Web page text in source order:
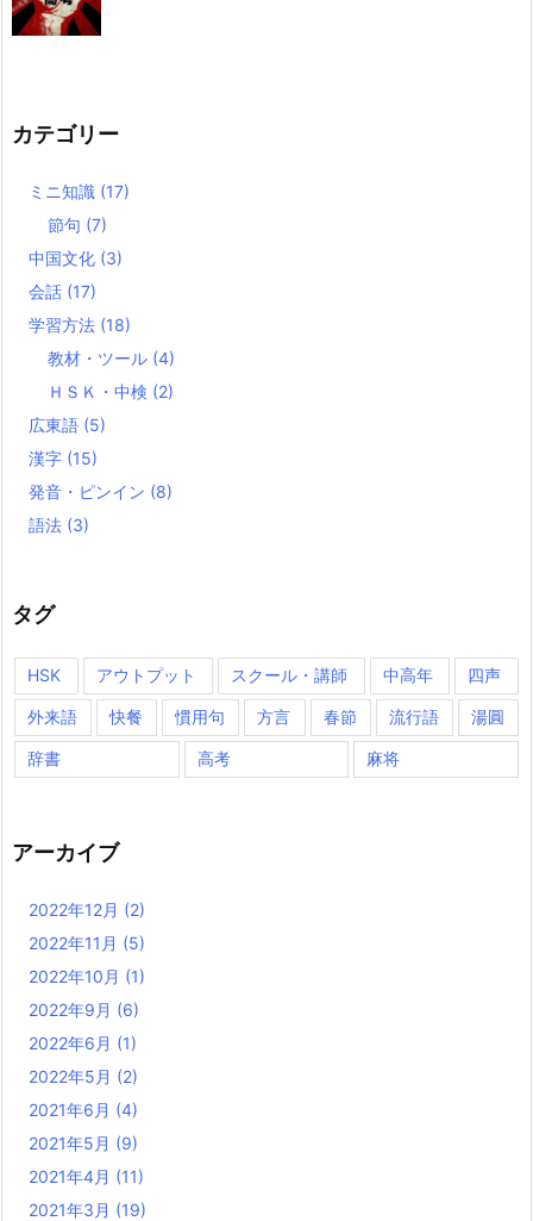
カテゴリー
ミニ知識 (17)
節句 (7)
中国文化 (3)
会話 (17)
学習方法 (18)
教材・ツール (4)
ＨＳＫ・中検 (2)
広東語 (5)
漢字 (15)
発音・ピンイン (8)
語法 (3)
タグ
HSK アウトプット スクール・講師 中高年 四声
外来語 快餐 慣用句 方言 春節 流行語 湯圓
辞書 高考 麻将
アーカイブ
2022年12月 (2)
2022年11月 (5)
2022年10月 (1)
2022年9月 (6)
2022年6月 (1)
2022年5月 (2)
2021年6月 (4)
2021年5月 (9)
2021年4月 (11)
2021年3月 (19)